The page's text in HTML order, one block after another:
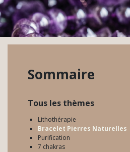
Sommaire
Tous les thèmes
Lithothérapie
Bracelet Pierres Naturelles
Purification
7 chakras